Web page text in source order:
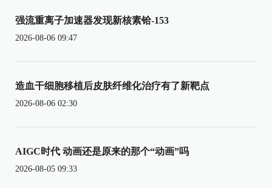
强流重离子加速器发现新核素铪-153
2026-08-06 09:47
造血干细胞移植后皮肤纤维化治疗有了新靶点
2026-08-06 02:30
AIGC时代 动画还是原来的那个“动画”吗
2026-08-05 09:33